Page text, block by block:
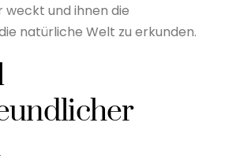
weckt und ihnen die
natürliche Welt zu erkunden.